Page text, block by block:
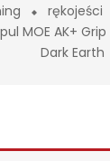
rękojeści
MOE AK+
Dark Earth